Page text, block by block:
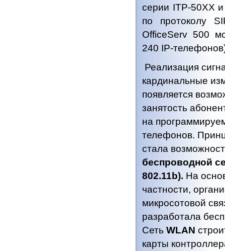
серии ITP-50XX
по протоколу
OfficeServ 500
240 IP-
Реализация
кардинальные
появляется
занятость
на
телефонов.
стала
беспроводной
802.11b). На
частности,
микросотовой
разработала
Сеть WLAN
карты